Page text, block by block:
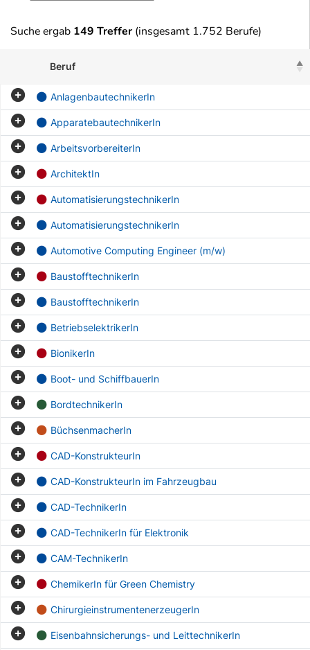
Suche ergab 149 Treffer (insgesamt 1.752 Berufe)
Beruf
AnlagenbautechnikerIn
ApparatebautechnikerIn
ArbeitsvorbereiterIn
ArchitektIn
AutomatisierungstechnikerIn
AutomatisierungstechnikerIn
Automotive Computing Engineer (m/w)
BaustofftechnikerIn
BaustofftechnikerIn
BetriebselektrikerIn
BionikerIn
Boot- und SchiffbauerIn
BordtechnikerIn
BüchsenmacherIn
CAD-KonstrukteurIn
CAD-KonstrukteurIn im Fahrzeugbau
CAD-TechnikerIn
CAD-TechnikerIn für Elektronik
CAM-TechnikerIn
ChemikerIn für Green Chemistry
ChirurgieinstrumentenerzeugerIn
Eisenbahnsicherungs- und LeittechnikerIn